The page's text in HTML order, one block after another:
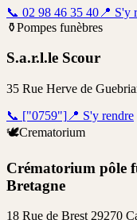
📞 02 98 46 35 40 📍 S'y
⚱️Pompes funèbres
S.a.r.l.le Scour
35 Rue Herve de
📞 ["0759"] 📍 S'y rendre
🕊️Crematorium
Crématorium pôle
Bretagne
18 Rue de Brest 29270